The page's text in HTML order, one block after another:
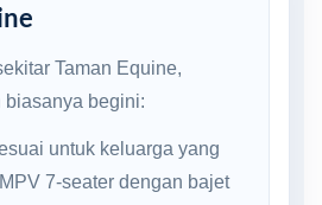
Taman Equine,
begini:
untuk keluarga yang
7-seater dengan bajet